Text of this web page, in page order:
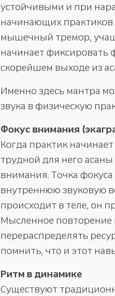
устойчивыми и при
начинающих
мышечный тремор,
начинает фиксировать
скорейшем выходе из
Именно здесь мантра
звука в физическую
Фокус внимания
Когда практик
трудной для него
внимания. Точка
внутреннюю звуковую
происходит в теле, он
Мысленное
перераспределять
помнить, что и этот
Ритм в динамике
Существуют